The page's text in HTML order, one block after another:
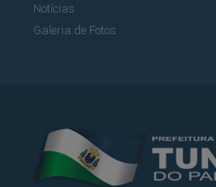
Notícias
Galeria de Fotos